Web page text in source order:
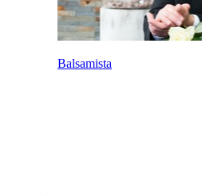
Balsamista